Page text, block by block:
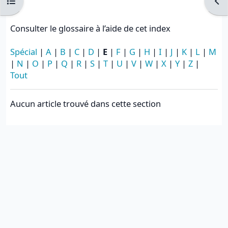
Consulter le glossaire à l’aide de cet index
Spécial | A | B | C | D | E | F | G | H | I | J | K | L | M
| N | O | P | Q | R | S | T | U | V | W | X | Y| Z |
Tout
Aucun article trouvé dans cette section